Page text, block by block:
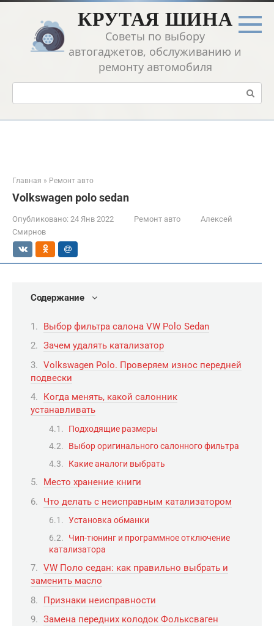
Перейти
контенту
КРУТАЯ ШИНА
Советы по выбору
автогаджетов, обслуживанию и
ремонту автомобиля
Поиск:
Главная » Ремонт авто
Volkswagen polo sedan
Опубликовано: 24 Янв 2022 Ремонт авто
Алексей
Смирнов
Содержание
Выбор фильтра салона VW Polo Sedan
Зачем удалять катализатор
Volkswagen Polo. Проверяем износ передней
подвески
Когда менять, какой салонник
устанавливать
Подходящие размеры
Выбор оригинального салонного фильтра
Какие аналоги выбрать
Место хранение книги
Что делать с неисправным катализатором
Установка обманки
Чип-тюнинг и программное отключение
катализатора
VW Поло седан: как правильно выбрать и
заменить масло
Признаки неисправности
Замена передних колодок Фольксваген